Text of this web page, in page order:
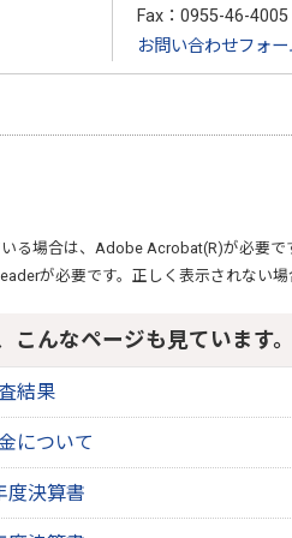
Fax：0955-46-4005
お問い合わせフォー
る場合は、 Adobe Acrobat(R)が必要で
が必要です。正しく表示されない
んなページも見ています。
結果
について
度決算書